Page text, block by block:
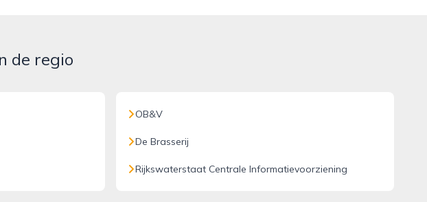
de regio
OB&V
De Brasserij
Rijkswaterstaat Centrale Informatievoorziening